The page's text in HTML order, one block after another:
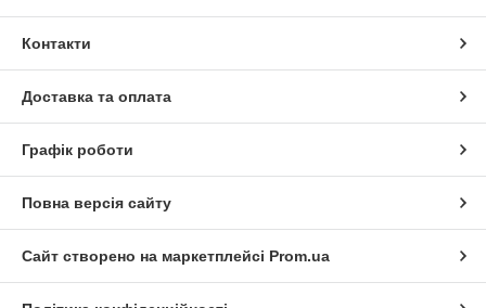
Контакти
Доставка та оплата
Графік роботи
Повна версія сайту
Сайт створено на маркетплейсі Prom.ua